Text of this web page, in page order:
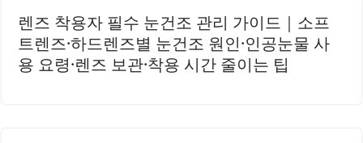
렌즈 착용자 필수 눈건조 관리 가이드｜소프
트렌즈·하드렌즈별 눈건조 원인·인공눈물 사
용 요령·렌즈 보관·착용 시간 줄이는 팁